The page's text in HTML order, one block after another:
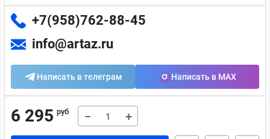
+7(958)762-88-45
info@artaz.ru
Написать в телеграм Написать в MAX
6 295 руб − +